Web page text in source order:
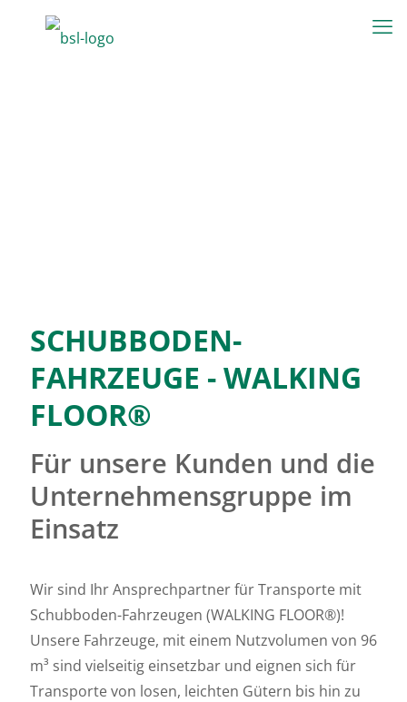
SCHUBBODEN-
FAHRZEUGE - WALKING
FLOOR®
Für unsere Kunden und die
Unternehmensgruppe im
Einsatz
Wir sind Ihr Ansprechpartner für Transporte mit
Schubboden-Fahrzeugen (WALKING FLOOR®)!
Unsere Fahrzeuge, mit einem Nutzvolumen von 96
m³ sind vielseitig einsetzbar und eignen sich für
Transporte von losen, leichten Gütern bis hin zu